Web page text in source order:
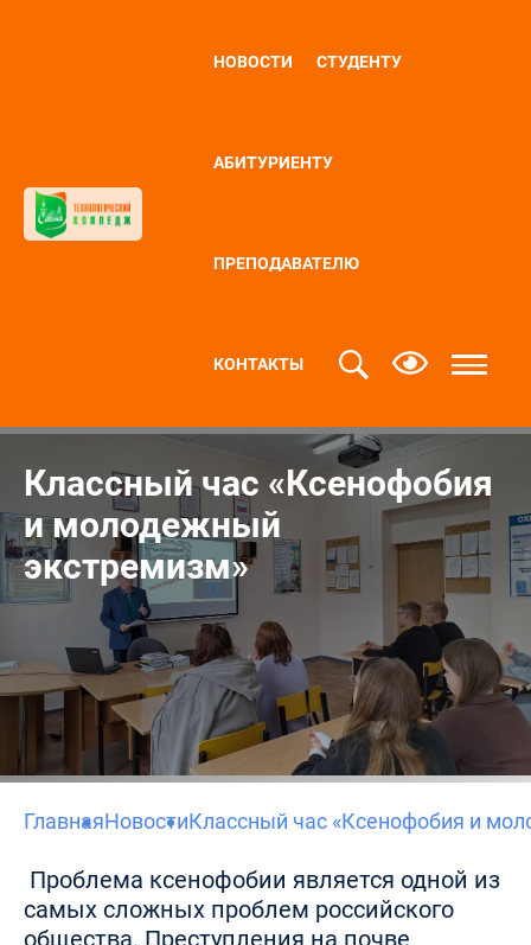
НОВОСТИ СТУДЕНТУ
АБИТУРИЕНТУ
ПРЕПОДАВАТЕЛЮ
КОНТАКТЫ
Классный час «Ксенофобия
и молодежный
экстремизм»
ГлавнаяНовостиКлассный час «Ксенофобия и
Проблема ксенофобии является одной из
самых сложных проблем российского
общества. Преступления на почве